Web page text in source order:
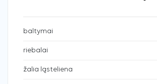
baltymai
riebalai
žalia ląsteliena